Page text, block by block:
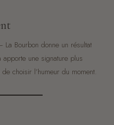
La Bourbon donne un résultat
une signature plus
choisir l’humeur du moment.